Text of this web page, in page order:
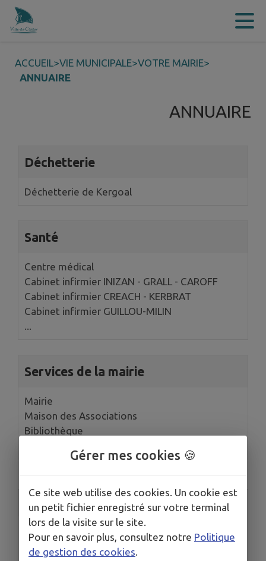
Contenu
ACCUEIL>VIE MUNICIPALE>VOTRE MAIRIE>
ANNUAIRE
ANNUAIRE
Déchetterie
Déchetterie de Kergoal
Santé
Centre médical
Cabinet infirmier INIZAN - GRALL - CAROFF
Cabinet infirmier CREACH - KERBRAT
Cabinet infirmier GUILLOU-MILIN
...
Services de la mairie
Mairie
Maison des Associations
Bibliothèque
Accès rapide
Gérer mes cookies 🍪
Ce site web utilise des cookies. Un cookie est
un petit fichier enregistré sur votre terminal
lors de la visite sur le site.
Pour en savoir plus, consultez notre Politique
de gestion des cookies